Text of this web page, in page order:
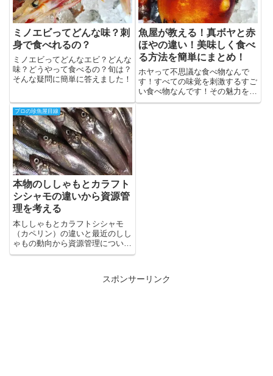
ミノエビってどんな味？刺
身で食べれるの？
ミノエビってどんなエビ？どんな
味？どうやって食べるの？旬は？
そんな疑問に簡単に答えました！
魚屋が教える！真ボヤと赤
ほやの違い！美味しく食べ
る方法を簡単にまとめ！
ホヤって不思議な食べ物なんで
す！すべての味覚を刺激するすご
い食べ物なんです！その魅力を簡
潔にお教えいたします！魚屋が選
プロの珍魚屋目線
本物のししゃもとカラフト
シシャモの違いから資源管
理を考える
本ししゃもとカラフトシシャモ
（カペリン）の違いと最近のしし
ゃもの動向から資源管理について
考えていきましょう。皆さんの行
スポンサーリンク